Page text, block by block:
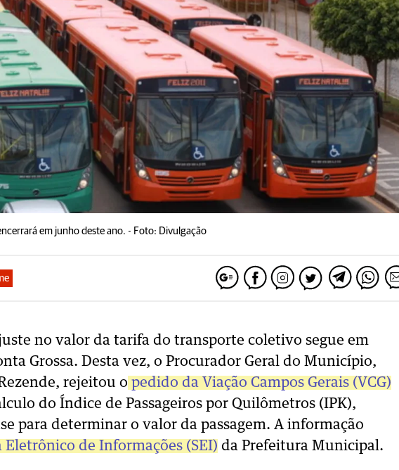
em junho deste ano. - Foto: Divulgação
no valor da tarifa do transporte coletivo segue em
Grossa. Desta vez, o Procurador Geral do Município,
rejeitou o pedido da Viação Campos Gerais (VCG)
do Índice de Passageiros por Quilômetros (IPK),
para determinar o valor da passagem. A informação
Eletrônico de Informações (SEI) da Prefeitura Municipal.